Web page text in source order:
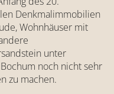
Denkmalimmobilien
Wohnhäuser mit
unter
noch nicht sehr
zu machen.